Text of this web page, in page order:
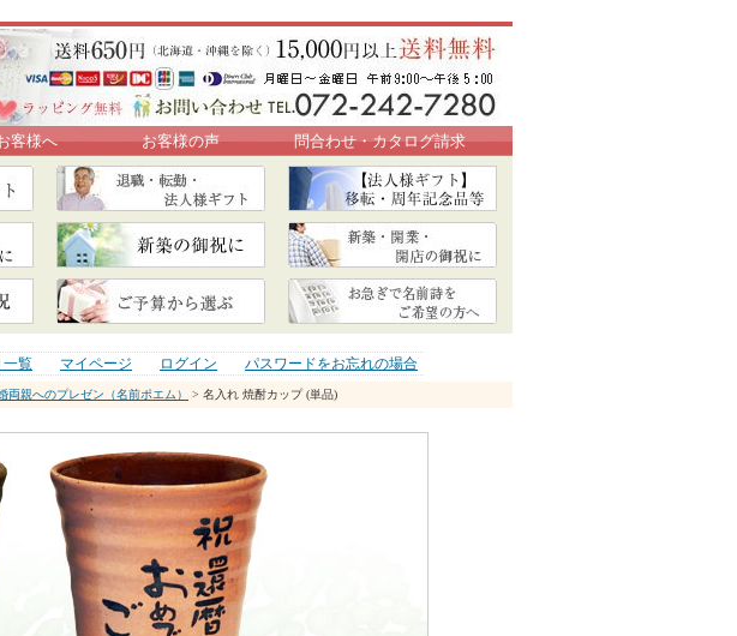
客様へ お客様の声 問合わせ・カタログ請求
一覧 マイページ ログイン パスワードをお忘れの場合
両親へのプレゼン（名前ポエム） > 名入れ 焼酎カップ (単品)